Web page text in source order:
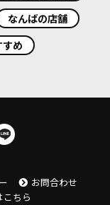
なんばの店舗
め
お問合わせ
ちら